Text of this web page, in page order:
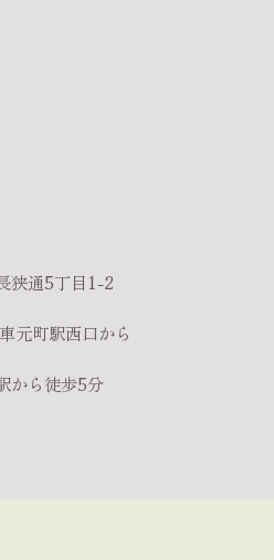
狭通5丁目1-2
元町駅西口から
から徒歩5分